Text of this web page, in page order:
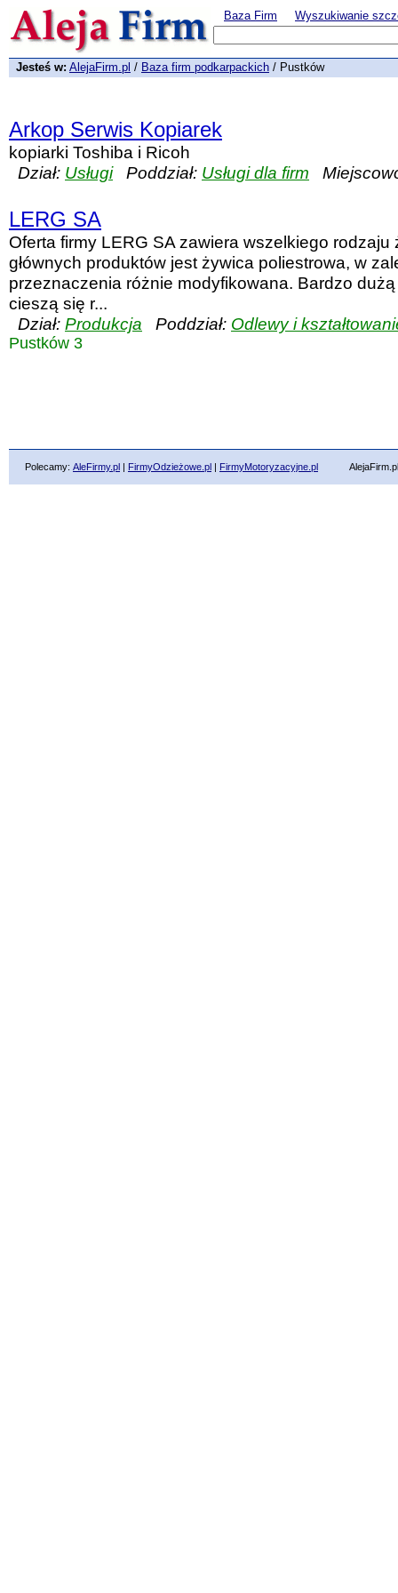
Baza Firm Wyszukiwanie
Jesteś w: AlejaFirm.pl / Baza firm podkarpackich / Pustków
Arkop Serwis Kopiarek
kopiarki Toshiba i Ricoh
Dział: UsługiPoddział: Usługi dla firm
LERG SA
Oferta firmy LERG SA zawiera wszelkiego rodzaju
głównych produktów jest żywica poliestrowa, w
przeznaczenia różnie modyfikowana. Bardzo
cieszą się r...
Dział: Produkcja Poddział: Odlewy i
Pustków 3
Polecamy: AleFirmy.pl | FirmyOdzieżowe.pl | FirmyMotoryzacyjne.pl AlejaFirm.pl